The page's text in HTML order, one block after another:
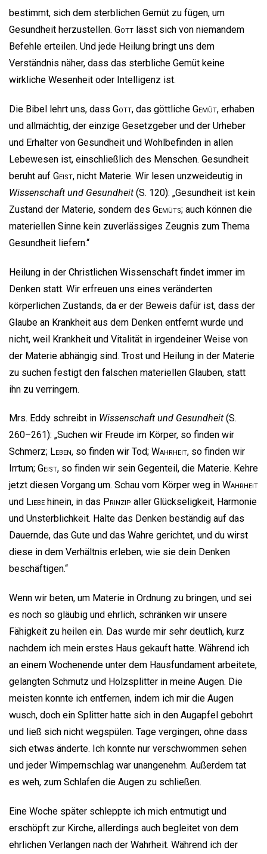
bestimmt, sich dem sterblichen Gemüt zu fügen, um
Gesundheit herzustellen. Gott lässt sich von niemandem
Befehle erteilen. Und jede Heilung bringt uns dem
Verständnis näher, dass das sterbliche Gemüt keine
wirkliche Wesenheit oder Intelligenz ist.
Die Bibel lehrt uns, dass Gott, das göttliche Gemüt, erhaben
und allmächtig, der einzige Gesetzgeber und der Urheber
und Erhalter von Gesundheit und Wohlbefinden in allen
Lebewesen ist, einschließlich des Menschen. Gesundheit
beruht auf Geist, nicht Materie. Wir lesen unzweideutig in
Wissenschaft und Gesundheit (S. 120): „Gesundheit ist kein
Zustand der Materie, sondern des Gemüts; auch können die
materiellen Sinne kein zuverlässiges Zeugnis zum Thema
Gesundheit liefern.“
Heilung in der Christlichen Wissenschaft findet immer im
Denken statt. Wir erfreuen uns eines veränderten
körperlichen Zustands, da er der Beweis dafür ist, dass der
Glaube an Krankheit aus dem Denken entfernt wurde und
nicht, weil Krankheit und Vitalität in irgendeiner Weise von
der Materie abhängig sind. Trost und Heilung in der Materie
zu suchen festigt den falschen materiellen Glauben, statt
ihn zu verringern.
Mrs. Eddy schreibt in Wissenschaft und Gesundheit (S.
260–261): „Suchen wir Freude im Körper, so finden wir
Schmerz; Leben, so finden wir Tod; Wahrheit, so finden wir
Irrtum; Geist, so finden wir sein Gegenteil, die Materie. Kehre
jetzt diesen Vorgang um. Schau vom Körper weg in Wahrheit
und Liebe hinein, in das Prinzip aller Glückseligkeit, Harmonie
und Unsterblichkeit. Halte das Denken beständig auf das
Dauernde, das Gute und das Wahre gerichtet, und du wirst
diese in dem Verhältnis erleben, wie sie dein Denken
beschäftigen.“
Wenn wir beten, um Materie in Ordnung zu bringen, und sei
es noch so gläubig und ehrlich, schränken wir unsere
Fähigkeit zu heilen ein. Das wurde mir sehr deutlich, kurz
nachdem ich mein erstes Haus gekauft hatte. Während ich
an einem Wochenende unter dem Hausfundament arbeitete,
gelangten Schmutz und Holzsplitter in meine Augen. Die
meisten konnte ich entfernen, indem ich mir die Augen
wusch, doch ein Splitter hatte sich in den Augapfel gebohrt
und ließ sich nicht wegspülen. Tage vergingen, ohne dass
sich etwas änderte. Ich konnte nur verschwommen sehen
und jeder Wimpernschlag war unangenehm. Außerdem tat
es weh, zum Schlafen die Augen zu schließen.
Eine Woche später schleppte ich mich entmutigt und
erschöpft zur Kirche, allerdings auch begleitet von dem
ehrlichen Verlangen nach der Wahrheit. Während ich der